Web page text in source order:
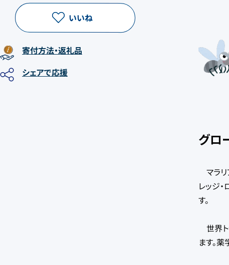
いいね
寄付方法・返礼品
シェアで応援
グロ
マラリ
レッジ
す。
世界
ます。